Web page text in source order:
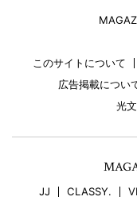
このサイトについて
広告掲載につい
光
JJ CLASSY.